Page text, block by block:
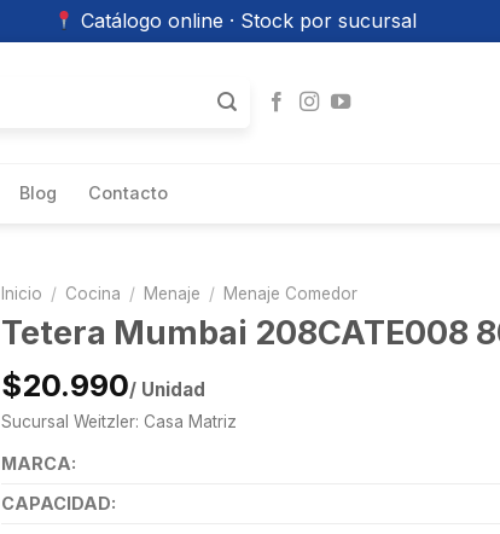
Catálogo online · Stock por sucursal
Blog Contacto
Inicio / Cocina / Menaje / Menaje Comedor
Tetera Mumbai 208CATE008
$20.990/ Unidad
Sucursal Weitzler: Casa Matriz
MARCA:
CAPACIDAD: